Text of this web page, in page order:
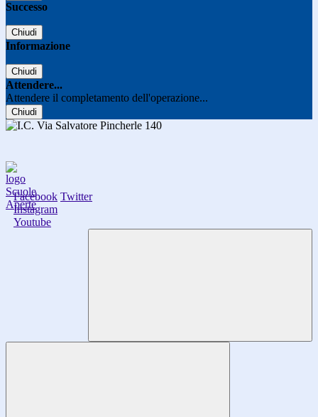
Successo
Chiudi
Informazione
Chiudi
Attendere...
Attendere il completamento dell'operazione...
Chiudi
Facebook Twitter
Instagram
Youtube